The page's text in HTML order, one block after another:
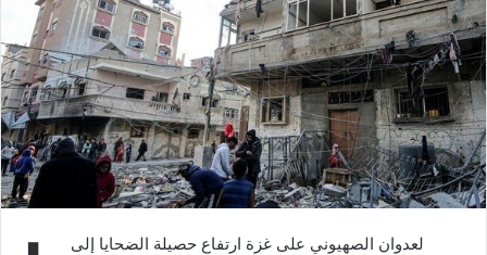
لعدوان الصهيوني على غزة ارتفاع حصيلة الضحايا إلى